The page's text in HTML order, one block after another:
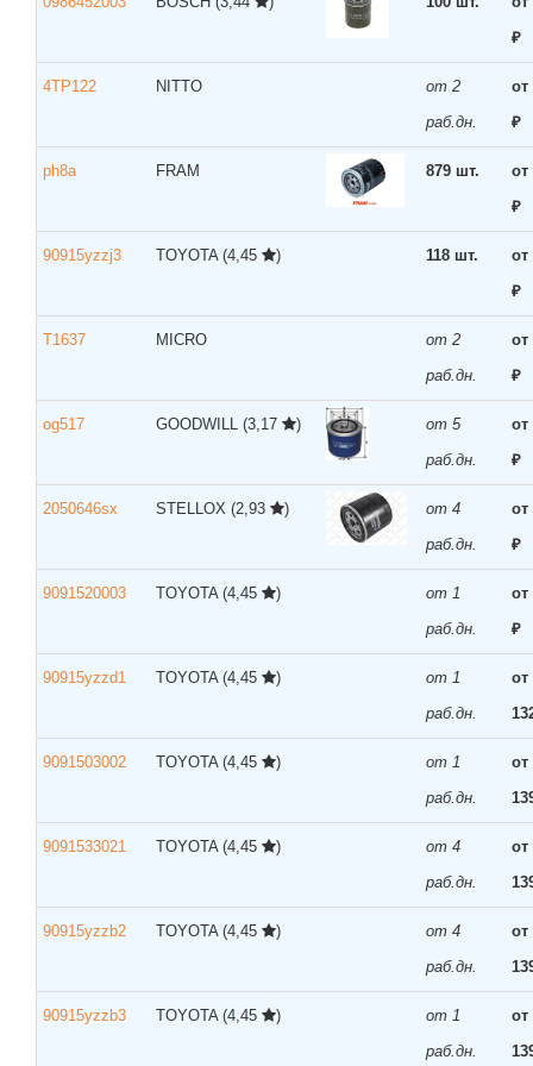
₽
4TP122 NITTO
от 2
раб.дн.
от
₽
ph8a FRAM 879 шт.
от
₽
90915yzzj3 TOYOTA (4,45 ) 118 шт.
от
₽
T1637 MICRO
от 2
раб.дн.
от
₽
og517 GOODWILL (3,17 )
от 5
раб.дн.
от
₽
2050646sx STELLOX (2,93 )
от 4
раб.дн.
от
₽
9091520003 TOYOTA (4,45 )
от 1
раб.дн.
от
₽
90915yzzd1 TOYOTA (4,45 )
от 1
раб.дн.
от
9091503002 TOYOTA (4,45 )
от 1
раб.дн.
от
9091533021 TOYOTA (4,45 )
от 4
раб.дн.
от
90915yzzb2 TOYOTA (4,45 )
от 4
раб.дн.
от
90915yzzb3 TOYOTA (4,45 )
от 1
раб.дн.
от